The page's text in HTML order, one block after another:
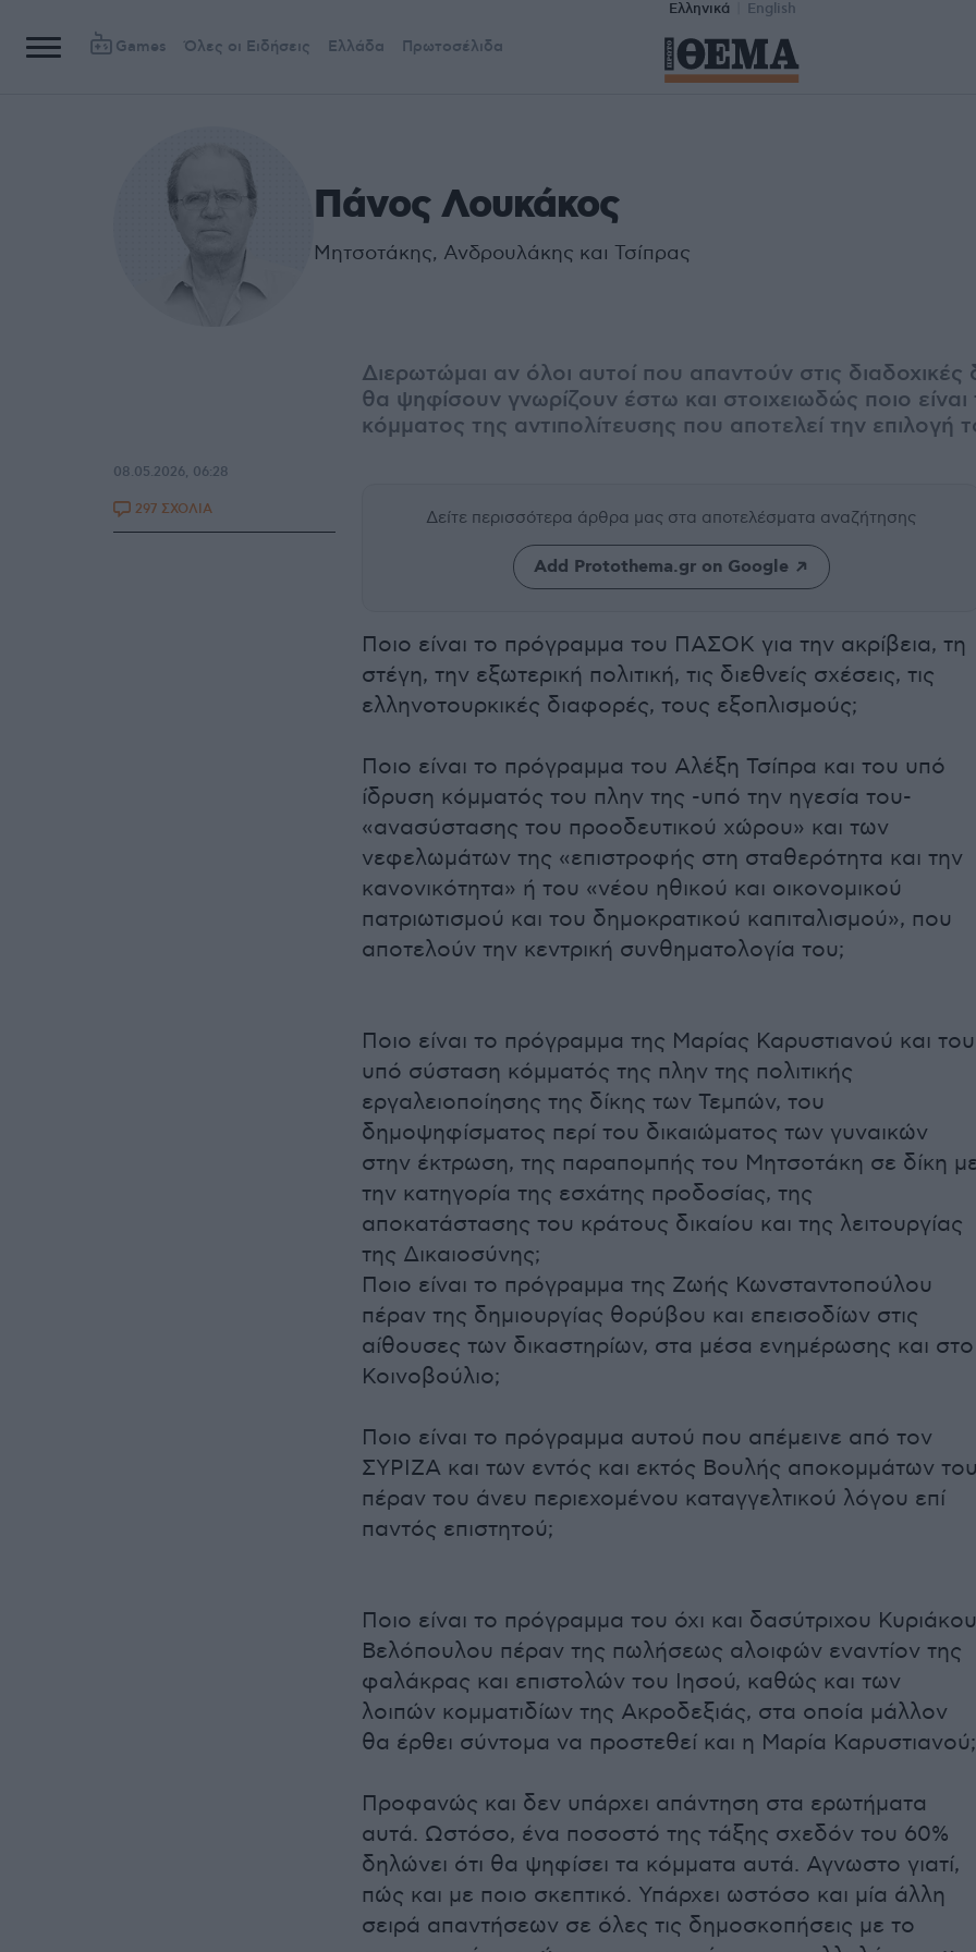
Ελληνικά English
Games Όλες οι Ειδήσεις Ελλάδα Πρωτοσέλιδα
Πάνος Λουκάκος
Μητσοτάκης, Ανδρουλάκης και Τσίπρας
Διερωτώμαι αν όλοι αυτοί που απαντούν στις διαδοχικές
θα ψηφίσουν γνωρίζουν έστω και στοιχειωδώς ποιο
κόμματος της αντιπολίτευσης που αποτελεί την επιλογή
Δείτε περισσότερα άρθρα μας στα αποτελέσματα αναζήτησης
Add Protothema.gr on Google
Ποιο είναι το πρόγραμμα του ΠΑΣΟΚ για την ακρίβεια, τη
στέγη, την εξωτερική πολιτική, τις διεθνείς σχέσεις, τις
ελληνοτουρκικές διαφορές, τους εξοπλισμούς;
Ποιο είναι το πρόγραμμα του Αλέξη Τσίπρα και του υπό
ίδρυση κόμματός του πλην της -υπό την ηγεσία του-
«ανασύστασης του προοδευτικού χώρου» και των
νεφελωμάτων της «επιστροφής στη σταθερότητα και την
κανονικότητα» ή του «νέου ηθικού και οικονομικού
πατριωτισμού και του δημοκρατικού καπιταλισμού», που
αποτελούν την κεντρική συνθηματολογία του;
Ποιο είναι το πρόγραμμα της Μαρίας Καρυστιανού και του
υπό σύσταση κόμματός της πλην της πολιτικής
εργαλειοποίησης της δίκης των Τεμπών, του
δημοψηφίσματος περί του δικαιώματος των γυναικών
στην έκτρωση, της παραπομπής του Μητσοτάκη σε δίκη
την κατηγορία της εσχάτης προδοσίας, της
αποκατάστασης του κράτους δικαίου και της λειτουργίας
της Δικαιοσύνης;
Ποιο είναι το πρόγραμμα της Ζωής Κωνσταντοπούλου
πέραν της δημιουργίας θορύβου και επεισοδίων στις
αίθουσες των δικαστηρίων, στα μέσα ενημέρωσης και στο
Κοινοβούλιο;
Ποιο είναι το πρόγραμμα αυτού που απέμεινε από τον
ΣΥΡΙΖΑ και των εντός και εκτός Βουλής αποκομμάτων
πέραν του άνευ περιεχομένου καταγγελτικού λόγου επί
παντός επιστητού;
Ποιο είναι το πρόγραμμα του όχι και δασύτριχου Κυριάκου
Βελόπουλου πέραν της πωλήσεως αλοιφών εναντίον της
φαλάκρας και επιστολών του Ιησού, καθώς και των
λοιπών κομματιδίων της Ακροδεξιάς, στα οποία μάλλον
θα έρθει σύντομα να προστεθεί και η Μαρία Καρυστιανού;
Προφανώς και δεν υπάρχει απάντηση στα ερωτήματα
αυτά. Ωστόσο, ένα ποσοστό της τάξης σχεδόν του 60%
δηλώνει ότι θα ψηφίσει τα κόμματα αυτά. Αγνωστο γιατί,
πώς και με ποιο σκεπτικό. Υπάρχει ωστόσο και μία άλλη
σειρά απαντήσεων σε όλες τις δημοσκοπήσεις με το
08.05.2026, 06:28
297 ΣΧΟΛΙΑ